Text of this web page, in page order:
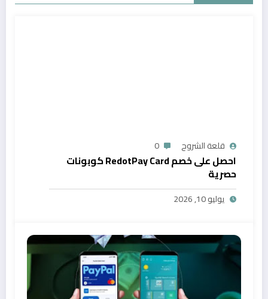
قلعة الشروح 0
احصل على خصم RedotPay Card كوبونات
حصرية
يوليو 10, 2026